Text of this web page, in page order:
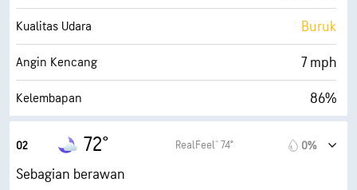
Kualitas Udara Buruk
Angin Kencang 7 mph
Kelembapan 86%
Titik Embun
AccuLumen Brightness Index™
02 72° RealFeel® 74° 0%
Sebagian berawan